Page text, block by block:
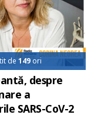
de149ori
despre
a
SARS-CoV-2